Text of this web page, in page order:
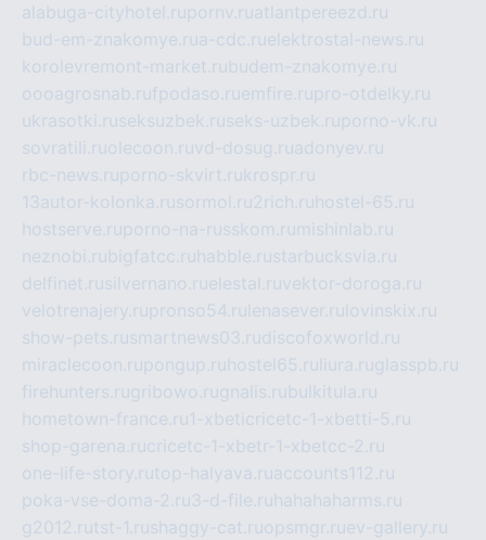
alabuga-cityhotel.rupornv.ruatlantpereezd.ru
bud-em-znakomye.rua-cdc.ruelektrostal-news.ru
korolevremont-market.rubudem-znakomye.ru
oooagrosnab.rufpodaso.ruemfire.rupro-otdelky.ru
ukrasotki.ruseksuzbek.ruseks-uzbek.ruporno-vk.ru
sovratili.ruolecoon.ruvd-dosug.ruadonyev.ru
rbc-news.ruporno-skvirt.rukrospr.ru
13autor-kolonka.rusormol.ru2rich.ru hostel-65.ru
hostserve.ruporno-na-russkom.ru mishinlab.ru
neznobi.rubigfatcc.ru habble.rustarbucksvia.ru
delfinet.rusilvernano.ruelestal.ruvektor-doroga.ru
velotrenajery.rupronso54.ru lenasever.ru lovinskix.ru
show-pets.rusmartnews03.rudiscofoxworld.ru
miraclecoon.rupongup.ru hostel65.ru liura.ruglasspb.ru
firehunters.rugribowo.rugnalis.rubulkitula.ru
hometown-france.ru1-xbeticricetc-1-xbetti-5.ru
shop-garena.rucricetc-1-xbetr-1-xbetcc-2.ru
one-life-story.rutop-halyava.ruaccounts112.ru
poka-vse-doma-2.ru3-d-file.ru hahahaharms.ru
g2012.rutst-1.rushaggy-cat.ruopsmgr.ruev-gallery.ru